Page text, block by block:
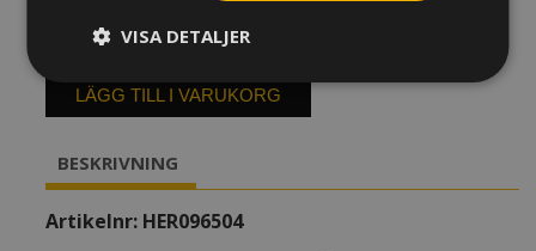
Hercules
DS562BB
mängd
LÄGG TILL I VARUKORG
BESKRIVNING
Artikelnr: HER096504
VISA DETALJER